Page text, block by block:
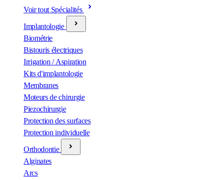
Voir tout Spécialités
Implantologie
Biométrie
Bistouris électriques
Irrigation / Aspiration
Kits d'implantologie
Membranes
Moteurs de chirurgie
Piezochirurgie
Protection des surfaces
Protection individuelle
Orthodontie
Alginates
Arcs